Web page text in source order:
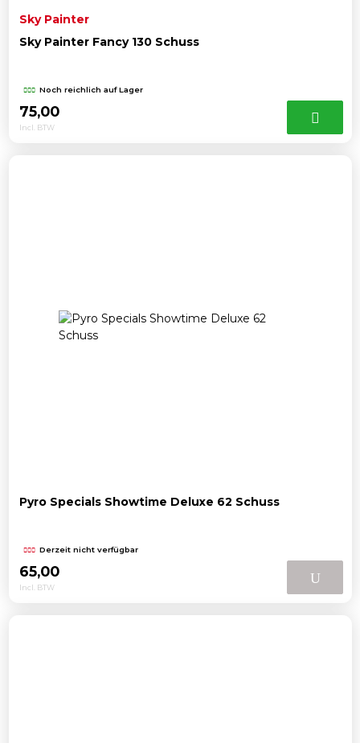
Sky Painter
Sky Painter Fancy 130 Schuss
Noch reichlich auf Lager
75,00
Incl. BTW
Pyro Specials Showtime Deluxe 62 Schuss
Derzeit nicht verfügbar
65,00
Incl. BTW